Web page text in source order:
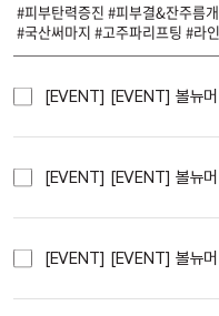
#피부탄력증진 #피부결&잔주름
#국산써마지 #고주파리프팅 #라
[EVENT] [EVENT] 볼뉴
[EVENT] [EVENT] 볼뉴
[EVENT] [EVENT] 볼뉴